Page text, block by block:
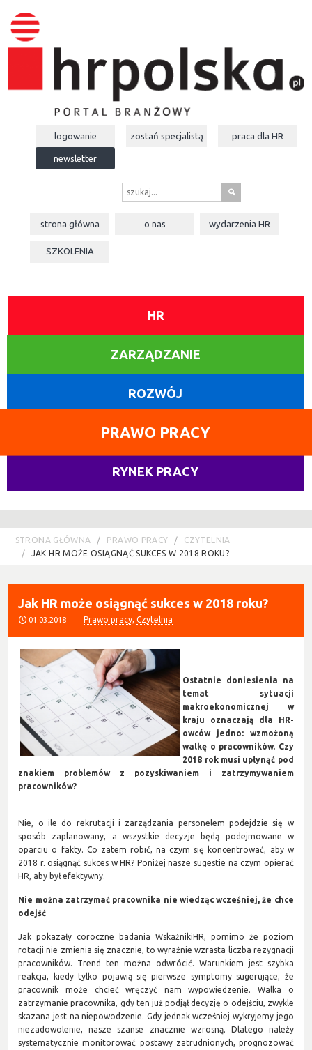
logowanie zostań specjalistą praca dla HR
newsletter
s
strona główna o nas wydarzeniaHR
SZKOLENIA
HR
ZARZĄDZANIE
ROZWÓJ
PRAWO PRACY
RYNEK PRACY
STRONA GŁÓWNA PRAWO PRACY
CZYTELNIA
JAK HR MOŻE OSIĄGNĄĆ SUKCES W 2018 ROKU?
Jak HR może osiągnąć sukces w 2018 roku?
01.03.2018 Prawo pracy,Czytelnia
Ostatnie doniesienia na
temat sytuacji
makroekonomicznej w
kraju oznaczają dla HR-
owców jedno: wzmożoną
walkę o pracowników. Czy
2018 rok musi upłynąć pod
znakiem problemów z pozyskiwaniem i zatrzymywaniem
pracowników?
Nie, o ile do rekrutacji i zarządzania personelem podejdzie się w
sposób zaplanowany, a wszystkie decyzje będą podejmowane w
oparciu o fakty. Co zatem robić, na czym się koncentrować, aby w
2018 r. osiągnąć sukces w HR? Poniżej nasze sugestie na czym opierać
HR, aby był efektywny.
Nie można zatrzymać pracownika nie wiedząc wcześniej, że chce
odejść
Jak pokazały coroczne badania WskaźnikiHR, pomimo że poziom
rotacji nie zmienia się znacznie, to wyraźnie wzrasta liczba rezygnacji
pracowników. Trend ten można odwrócić. Warunkiem jest szybka
reakcja, kiedy tylko pojawią się pierwsze symptomy sugerujące, że
pracownik może chcieć wręczyć nam wypowiedzenie. Walka o
zatrzymanie pracownika, gdy ten już podjął decyzję o odejściu, zwykle
skazana jest na niepowodzenie. Gdy jednak wcześniej wykryjemy jego
niezadowolenie, nasze szanse znacznie wzrosną. Dlatego należy
systematycznie monitorować postawy zatrudnionych, prognozować